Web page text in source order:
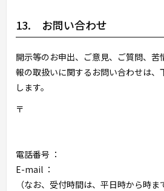
13. お問い合わせ
開示等のお申出、ご意見、ご質問、苦
報の取扱いに関するお問い合わせは、
します。
〒
電話番号 ：
E-mail ：
（なお、受付時間は、平日時から時ま